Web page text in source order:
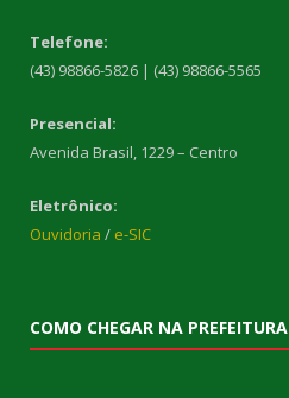
Telefone:
(43) 98866-5826 | (43) 98866-5565
Presencial:
Avenida Brasil, 1229 – Centro
Eletrônico:
Ouvidoria / e-SIC
COMO CHEGAR NA PREFEITURA